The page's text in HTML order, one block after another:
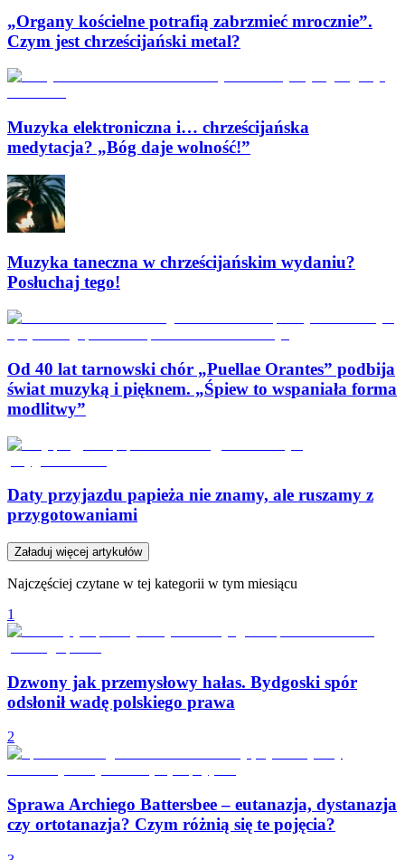
„Organy kościelne potrafią zabrzmieć mrocznie”.
Czym jest chrześcijański metal?
Muzyka elektroniczna i… chrześcijańska
medytacja? „Bóg daje wolność!”
Muzyka taneczna w chrześcijańskim wydaniu?
Posłuchaj tego!
Od 40 lat tarnowski chór „Puellae Orantes” podbija
świat muzyką i pięknem. „Śpiew to wspaniała forma
modlitwy”
Daty przyjazdu papieża nie znamy, ale ruszamy z
przygotowaniami
Załaduj więcej artykułów
Najczęściej czytane w tej kategorii w tym miesiącu
1
Dzwony jak przemysłowy hałas. Bydgoski spór
odsłonił wadę polskiego prawa
2
Sprawa Archiego Battersbee – eutanazja, dystanazja
czy ortotanazja? Czym różnią się te pojęcia?